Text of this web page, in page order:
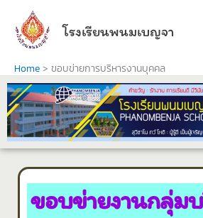
content
โรงเรียนพนมเบญจา
Home ขอบข่ายการบริหารงานบุคคล
ขอบข่ายงานกลุ่ม